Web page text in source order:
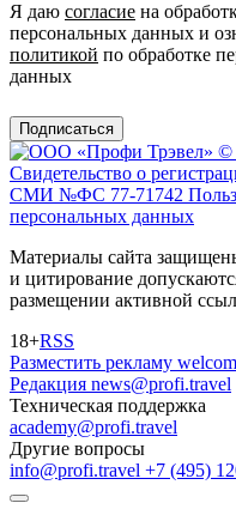
Я даю согласие на
персональных данных и
политикой по обработке
данных
Подписаться
©
Свидетельство о
СМИ №ФС 77-71742
персональных данных
Материалы сайта
и цитирование
размещении активной
18+RSS
Разместить рекламу
Редакция news@profi.travel
Техническая поддержка
academy@profi.travel
Другие вопросы
info@profi.travel +7 (495)